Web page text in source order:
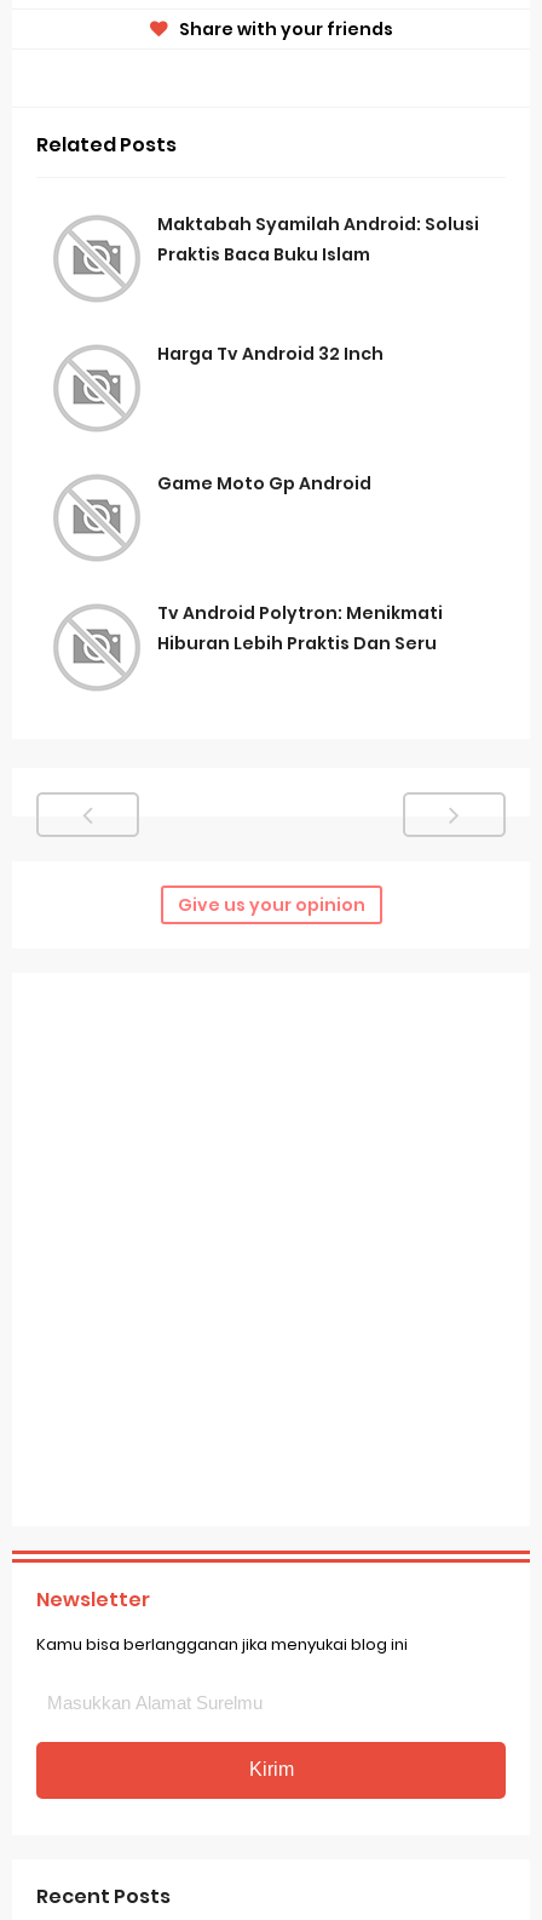
Share with your friends
Related Posts
Maktabah Syamilah Android: Solusi
Praktis Baca Buku Islam
Harga Tv Android 32 Inch
Game Moto Gp Android
Tv Android Polytron: Menikmati
Hiburan Lebih Praktis Dan Seru
Give us your opinion
Newsletter
Kamu bisa berlangganan jika menyukai blog ini
Recent Posts